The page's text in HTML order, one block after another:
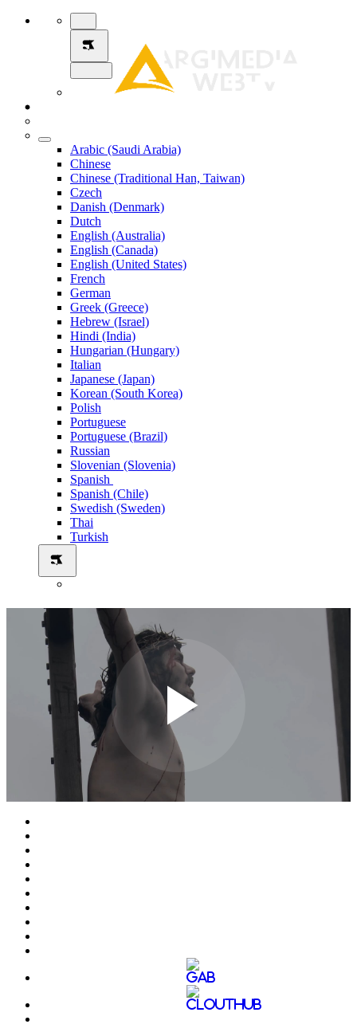
Arabic (Saudi Arabia)
Chinese
Chinese (Traditional Han, Taiwan)
Czech
Danish (Denmark)
Dutch
English (Australia)
English (Canada)
English (United States)
French
German
Greek (Greece)
Hebrew (Israel)
Hindi (India)
Hungarian (Hungary)
Italian
Japanese (Japan)
Korean (South Korea)
Polish
Portuguese
Portuguese (Brazil)
Russian
Slovenian (Slovenia)
Spanish
Spanish (Chile)
Swedish (Sweden)
Thai
Turkish
Play